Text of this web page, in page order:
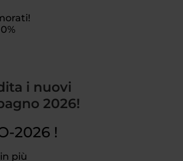
i nuovi
2026!
2026 !
più